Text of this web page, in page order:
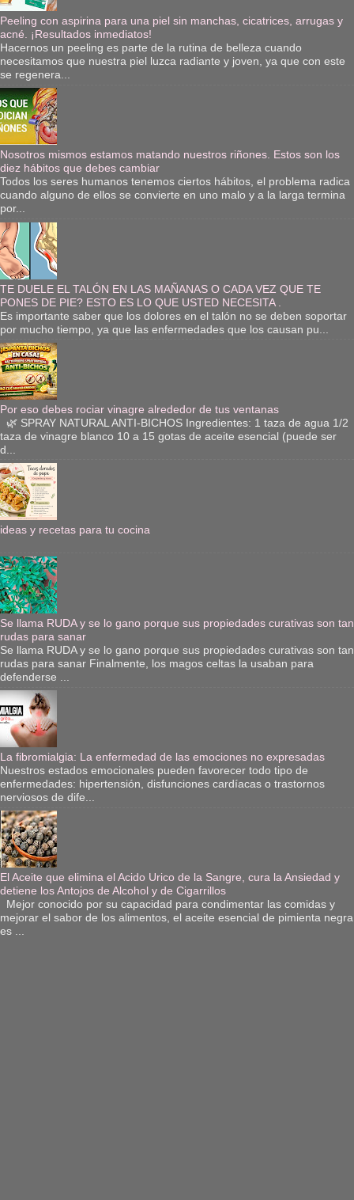
Peeling con aspirina para una piel sin manchas, cicatrices, arrugas y
acné. ¡Resultados inmediatos!
Hacernos un peeling es parte de la rutina de belleza cuando
necesitamos que nuestra piel luzca radiante y joven, ya que con este
se regenera...
Nosotros mismos estamos matando nuestros riñones. Estos son los
diez hábitos que debes cambiar
Todos los seres humanos tenemos ciertos hábitos, el problema radica
cuando alguno de ellos se convierte en uno malo y a la larga termina
por...
TE DUELE EL TALÓN EN LAS MAÑANAS O CADA VEZ QUE TE
PONES DE PIE? ESTO ES LO QUE USTED NECESITA .
Es importante saber que los dolores en el talón no se deben soportar
por mucho tiempo, ya que las enfermedades que los causan pu...
Por eso debes rociar vinagre alrededor de tus ventanas
🌿 SPRAY NATURAL ANTI-BICHOS Ingredientes: 1 taza de agua 1/2
taza de vinagre blanco 10 a 15 gotas de aceite esencial (puede ser
d...
ideas y recetas para tu cocina
Se llama RUDA y se lo gano porque sus propiedades curativas son tan
rudas para sanar
Se llama RUDA y se lo gano porque sus propiedades curativas son tan
rudas para sanar Finalmente, los magos celtas la usaban para
defenderse ...
La fibromialgia: La enfermedad de las emociones no expresadas
Nuestros estados emocionales pueden favorecer todo tipo de
enfermedades: hipertensión, disfunciones cardíacas o trastornos
nerviosos de dife...
El Aceite que elimina el Acido Urico de la Sangre, cura la Ansiedad y
detiene los Antojos de Alcohol y de Cigarrillos
Mejor conocido por su capacidad para condimentar las comidas y
mejorar el sabor de los alimentos, el aceite esencial de pimienta negra
es ...